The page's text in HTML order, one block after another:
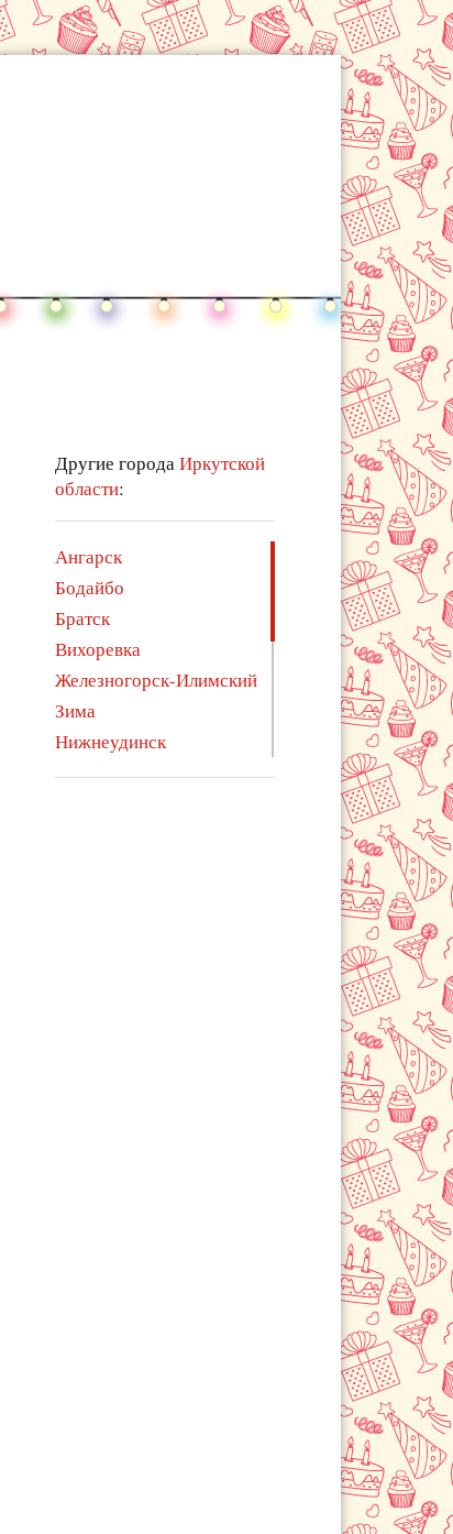
Другие городаИркутской
области:
Ангарск
Бодайбо
Братск
Вихоревка
Железногорск-Илимский
Зима
Нижнеудинск
Саянск